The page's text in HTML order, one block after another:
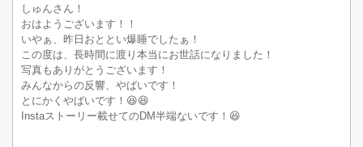
しゅんさん！
おはようございます！！
いやぁ、昨日おととい爆睡でしたぁ！
この度は、長時間に渡り本当にお世話になりました！
写真もありがとうございます！
みんなからの反響、やばいです！
とにかくやばいです！😆😆
Instaストーリー載せてのDM半端ないです！😆